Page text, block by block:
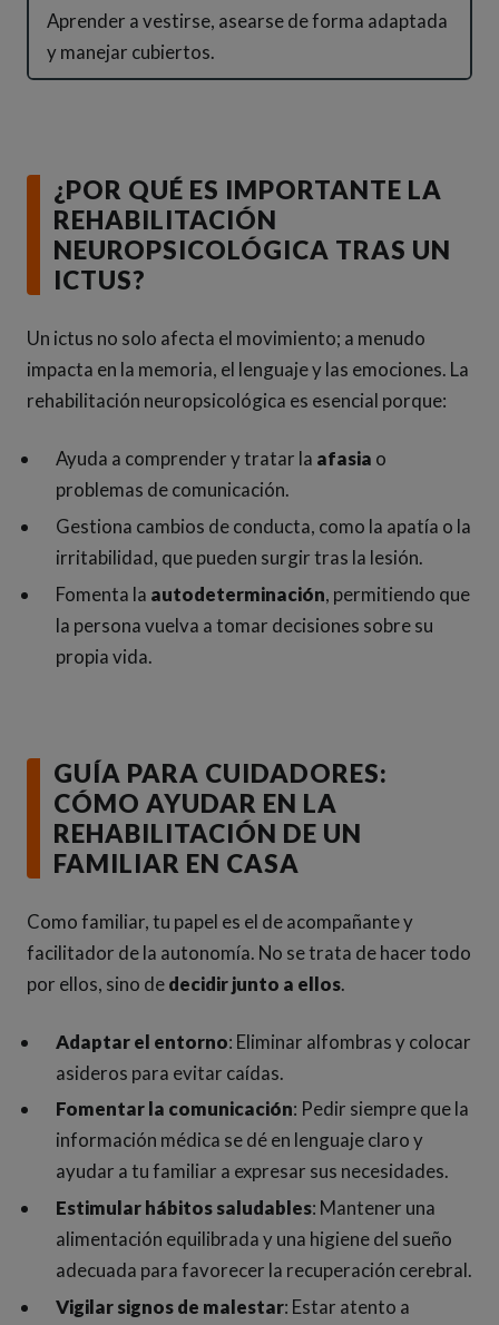
Aprender a vestirse, asearse de forma adaptada
y manejar cubiertos.
¿POR QUÉ ES IMPORTANTE LA
REHABILITACIÓN
NEUROPSICOLÓGICA TRAS UN
ICTUS?
Un ictus no solo afecta el movimiento; a menudo
impacta en la memoria, el lenguaje y las emociones. La
rehabilitación neuropsicológica es esencial porque:
Ayuda a comprender y tratar la afasia o
problemas de comunicación.
Gestiona cambios de conducta, como la apatía o la
irritabilidad, que pueden surgir tras la lesión.
Fomenta la autodeterminación, permitiendo que
la persona vuelva a tomar decisiones sobre su
propia vida.
GUÍA PARA CUIDADORES:
CÓMO AYUDAR EN LA
REHABILITACIÓN DE UN
FAMILIAR EN CASA
Como familiar, tu papel es el de acompañante y
facilitador de la autonomía. No se trata de hacer todo
por ellos, sino dedecidir junto a ellos.
Adaptar el entorno: Eliminar alfombras y colocar
asideros para evitar caídas.
Fomentar la comunicación: Pedir siempre que la
información médica se dé en lenguaje claro y
ayudar a tu familiar a expresar sus necesidades.
Estimular hábitos saludables: Mantener una
alimentación equilibrada y una higiene del sueño
adecuada para favorecer la recuperación cerebral.
Vigilar signos de malestar: Estar atento a